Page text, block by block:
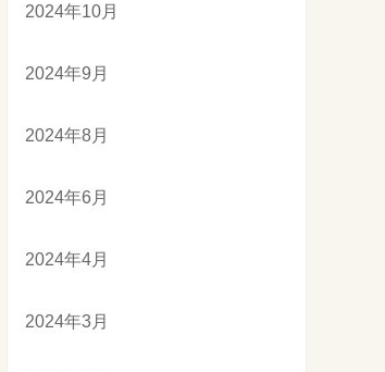
2024年10月
2024年9月
2024年8月
2024年6月
2024年4月
2024年3月